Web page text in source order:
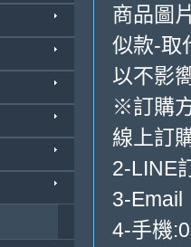
商品圖
似款-取
以不影
※訂購
線上訂
2-LINE
3-Email
4-手機